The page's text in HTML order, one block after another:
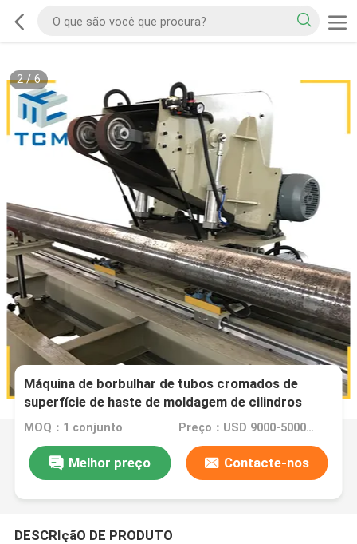
2/6
Máquina de borbulhar de tubos cromados de
superfície de haste de moldagem de cilindros
hidráulicos
MOQ：1 conjunto Preço：USD 9000-50000 Dollar per set
Melhor preço Contacte-nos
DESCRIçãO DE PRODUTO